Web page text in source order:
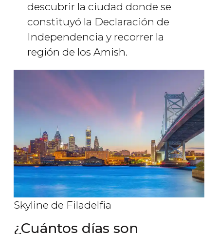
descubrir la ciudad donde se
constituyó la Declaración de
Independencia y recorrer la
región de los Amish.
Skyline de Filadelfia
¿Cuántos días son